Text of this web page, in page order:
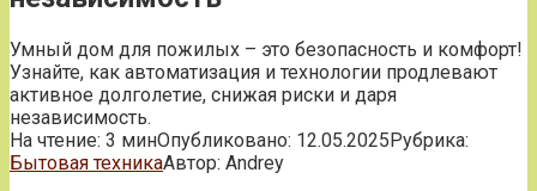
Умный дом для пожилых – это безопасность и комфорт!
Узнайте, как автоматизация и технологии продлевают
активное долголетие, снижая риски и даря
независимость.
На чтение: 3 минОпубликовано: 12.05.2025Рубрика:
Бытовая техникаАвтор: Andrey